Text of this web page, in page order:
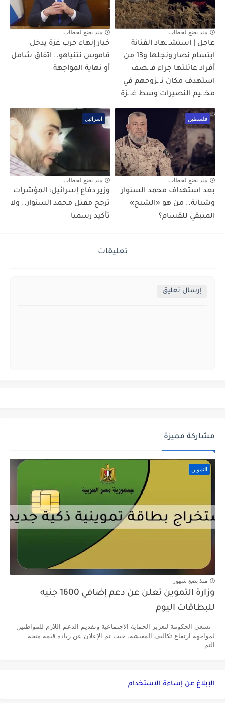
منذ بضع لحظات
عاجل | استشـ ـهاد الفنانة
ابتسام نصار ونجلها و13 من
أفراد عائلتها جراء قـ ـصف
استهدف مكان نـ ـزوحهم في
مخـ ـيم النصيرات وسط غـ ـزة
منذ بضع لحظات
خيار إنهاء حرب غزة يدخل
قاموس نتنياهو.. اتفاق شامل
أو نهاية المواجهة
فلسطين
منذ بضع لحظات
بعد استهداف محمد السنوار
وشبانة.. من هو «الشبح»
المتبقي للقسام؟
اسرائيل
منذ بضع لحظات
وزير دفاع إسرائيل: المؤشرات
ترجح مقتل محمد السنوار.. ولا
تأكيد رسميا
تعليقات
إرسال تعليق
مشاركة مميزة
التموين
منذ بضع شهور
وزارة التموين تعلن عن دعم إضافي 1600 جنيه
للبطاقات اليوم
تسعى الحكومة لتعزيز الحماية الاجتماعية وتقديم الدعم اللازم للمواطنين
لمواجهة ارتفاع تكاليف المعيشة، حيث تم الإعلان عن زيادة قيمة منحة
التم...
الإبلاغ عن إساءة الاستخدام